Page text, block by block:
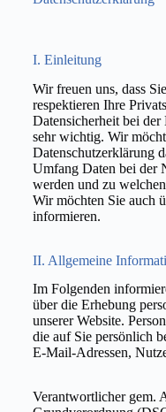
I. Einleitung
Wir freuen uns, dass
respektieren Ihre
Datensicherheit bei der
sehr wichtig. Wir
Datenschutzerklärung
Umfang Daten bei der
werden und zu
Wir möchten Sie auch
informieren.
II. Allgemeine
Im Folgenden
über die Erhebung
unserer Website.
die auf Sie persönlich
E-Mail-Adressen,
Verantwortlicher gem.